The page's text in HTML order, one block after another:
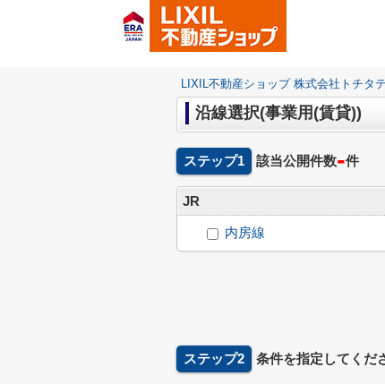
LIXIL不動産ショップ 株式会社トチタテ
沿線選択(事業用(賃貸))
ステップ1 該当公開件数-件
JR
内房線
ステップ2 条件を指定してくだ